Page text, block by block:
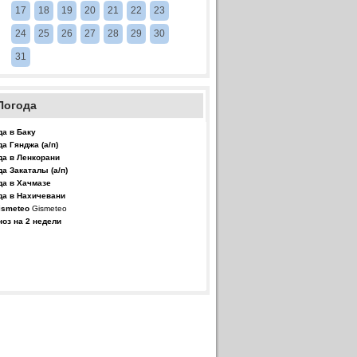
17 18 19 20 21 22 23
24 25 26 27 28 29 30
31
в Баку
Гянджа (а/п)
в Ленкорани
Закаталы (а/п)
в Хачмазе
в Нахичевани
Gismeteo
на 2 недели